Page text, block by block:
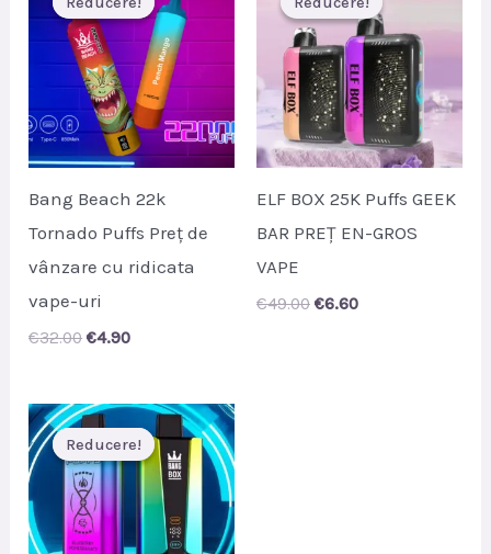
Bang Beach 22k
Tornado Puffs Preț de
vânzare cu ridicata
vape-uri
€32.00 Original
€32.00.
€4.90Current
€4.90.
ELF BOX 25K Puffs GEEK
BAR PREȚ EN-GROS
VAPE
€49.00 Original
€6.60Current
Reducere!
Reducere!